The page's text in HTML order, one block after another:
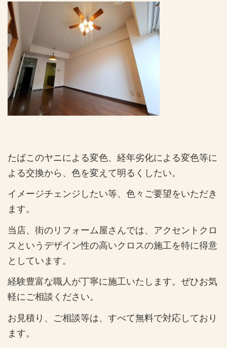
たばこのヤニによる変色、経年劣化による変色等に
よる交換から、色を変えて明るくしたい。
イメージチェンジしたい等、色々ご要望をいただき
ます。
当店、街のリフォーム屋さんでは、アクセントクロ
スというデザイン性の高いクロスの施工を特に得意
としています。
経験豊富な職人が丁寧に施工いたします。ぜひお気
軽にご相談ください。
お見積り、ご相談等は、すべて無料で対応しており
ます。